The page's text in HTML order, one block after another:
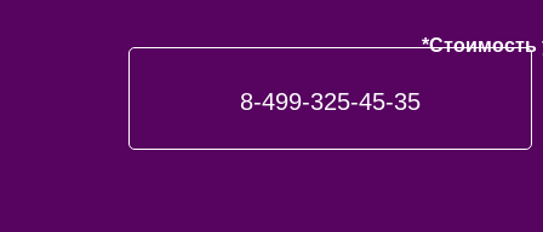
*Стоимость
8-499-325-45-35